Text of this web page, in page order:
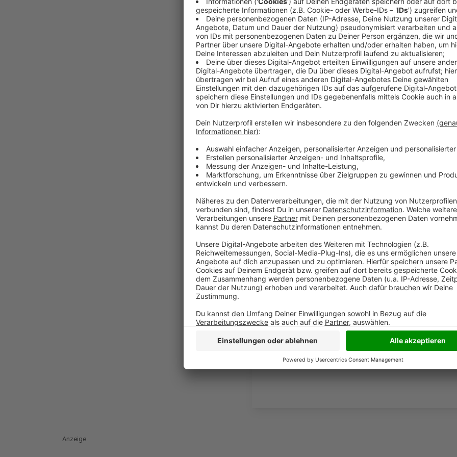
Anzeige
Welchen Ort man wähle, sei etwa auch abhängig
Klar ist: Ein zweiter Standort soll in den Süden des
Lintfort, Neukirchen-Vluyn oder Rheinberg. Ob es
das Land entscheiden. Die Bürgermeister und
gemeinsam mit dem Landrat in einem Brief an
Anzeige
Das sagt Brohl zur aktuellen Lage und
Anzeige
Wir haben mit Landrat Ingo Brohl über die aktuelle
Wesel und ein zweites Impfzentrum auf der linken
Anzeige
Interview mit Landrat Ingo Brohl
Anzeige
Anzeige